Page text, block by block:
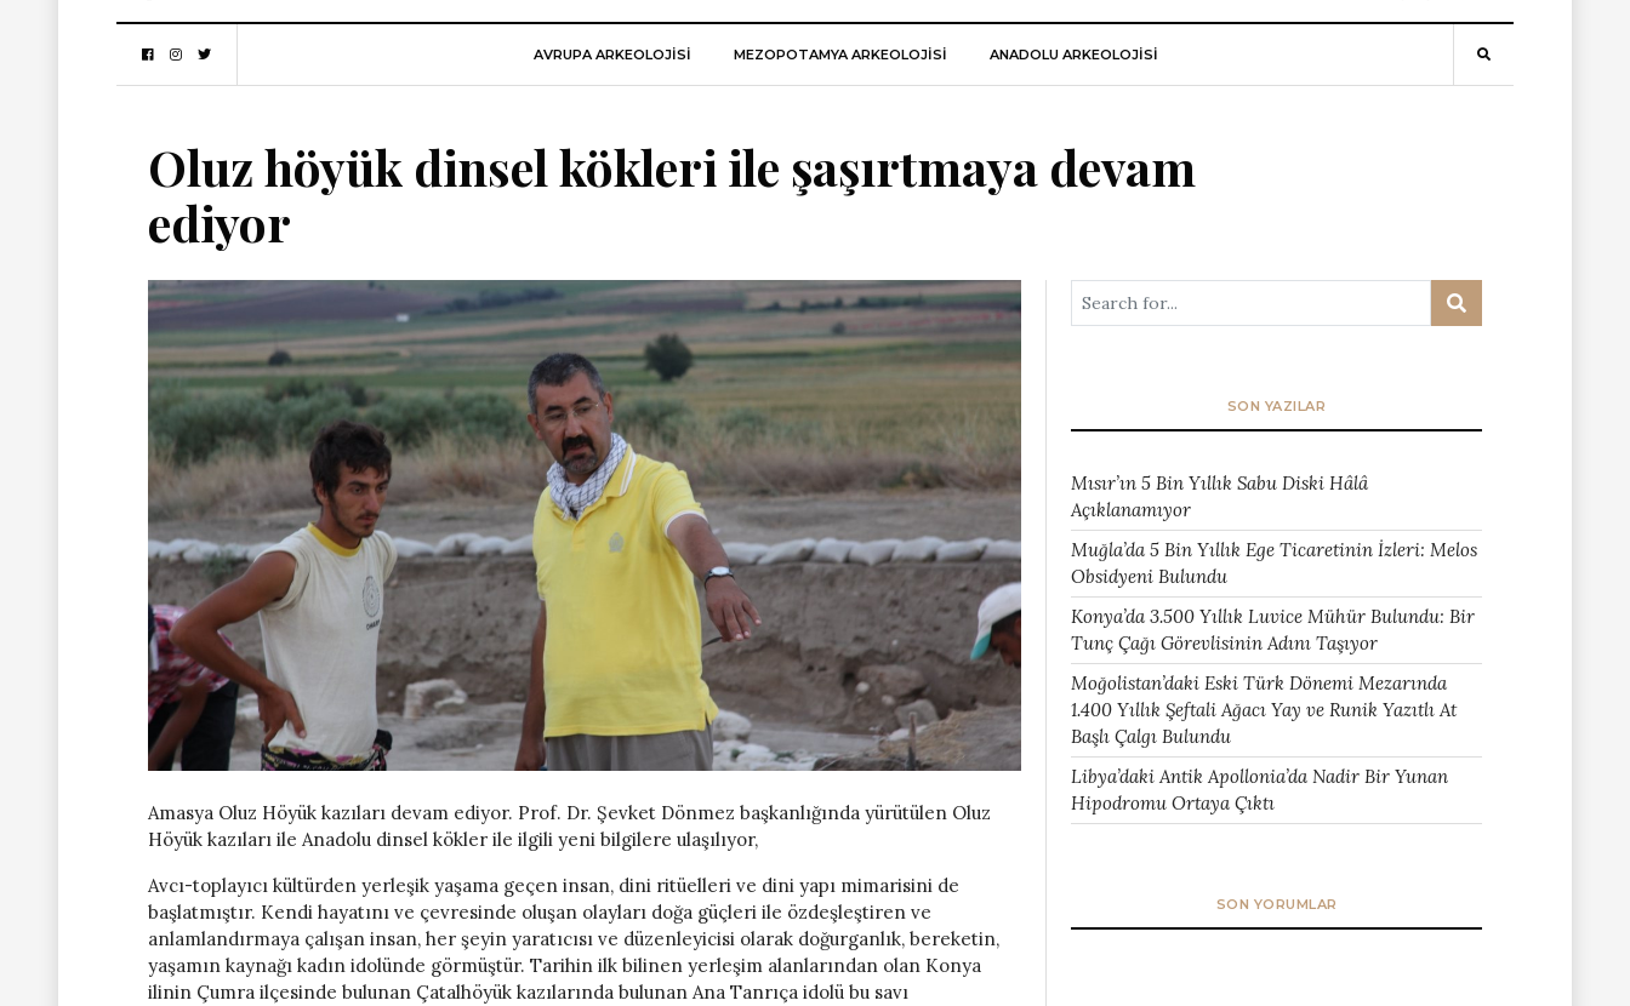
AVRUPA ARKEOLOJISI MEZOPOTAMYA ARKEOLOJISI ANADOLU ARKEOLOJİSİ
Oluz höyük dinsel kökleri ile şaşırtmaya devam
ediyor
Amasya Oluz Höyük kazıları devam ediyor. Prof. Dr. Şevket Dönmez başkanlığında yürütülen Oluz
Höyük kazıları ile Anadolu dinsel kökler ile ilgili yeni bilgilere ulaşılıyor,
Avcı-toplayıcı kültürden yerleşik yaşama geçen insan, dini ritüelleri ve dini yapı mimarisini de
başlatmıştır. Kendi hayatını ve çevresinde oluşan olayları doğa güçleri ile özdeşleştiren ve
anlamlandırmaya çalışan insan, her şeyin yaratıcısı ve düzenleyicisi olarak doğurganlık, bereketin,
yaşamın kaynağı kadın idolünde görmüştür. Tarihin ilk bilinen yerleşim alanlarından olan Konya
ilinin Çumra ilçesinde bulunan Çatalhöyük kazılarında bulunan Ana Tanrıça idolü bu savı
SON YAZILAR
Mısır’ın 5 Bin Yıllık Sabu Diski Hâlâ
Açıklanamıyor
Muğla’da 5 Bin Yıllık Ege Ticaretinin İzleri: Melos
Obsidyeni Bulundu
Konya’da 3.500 Yıllık Luvice Mühür Bulundu: Bir
Tunç Çağı Görevlisinin Adını Taşıyor
Moğolistan’daki Eski Türk Dönemi Mezarında
1.400 Yıllık Şeftali Ağacı Yay ve Runik Yazıtlı At
Başlı Çalgı Bulundu
Libya’daki Antik Apollonia’da Nadir Bir Yunan
Hipodromu Ortaya Çıktı
SON YORUMLAR